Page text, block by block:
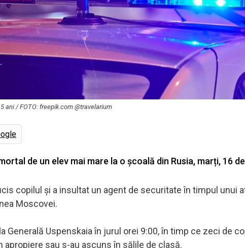
ani / FOTO: freepik.com @travelarium
de un elev mai mare la o școală din Rusia, marți, 16
copilul și a insultat un agent de securitate în timpul unui
Moscovei.
Generală Uspenskaia în jurul orei 9:00, în timp ce zeci de
sau s-au ascuns în sălile de clasă.